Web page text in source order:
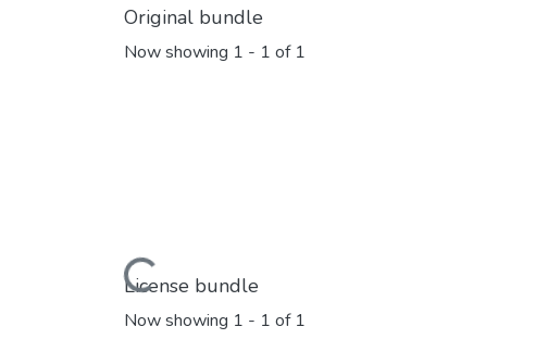
Original bundle
Now showing 1 - 1 of 1
Loading...
License bundle
Now showing 1 - 1 of 1